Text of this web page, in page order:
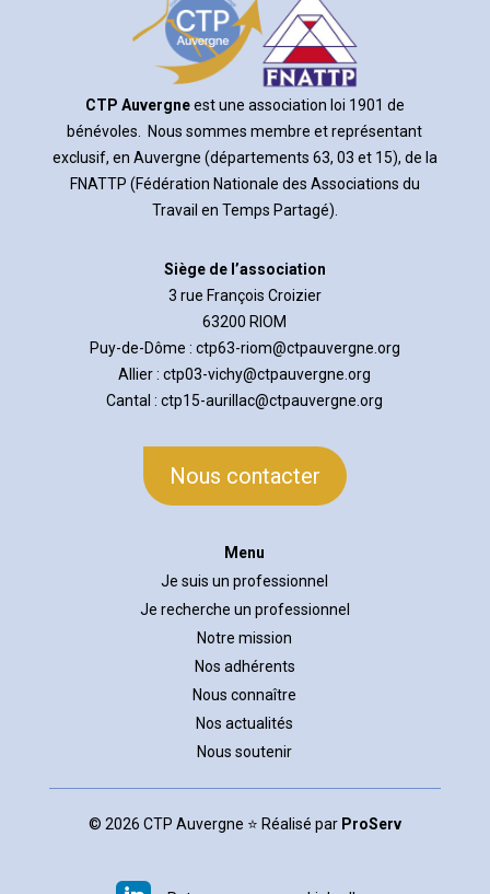
CTP Auvergneest une association loi 1901 de
bénévoles. Nous sommes membre et représentant
exclusif, en Auvergne (départements 63, 03 et 15), de la
FNATTP (Fédération Nationale des Associations du
Travail en Temps Partagé)
Siège de l’association
3 rue François Croizier
63200 RIOM
Puy-de-Dôme : ctp63-riom@ctpauvergne.org
Allier :ctp03-vichy@ctpauvergne.org
Cantal :ctp15-aurillac@ctpauvergne.org
Nous contacter
Menu
Je suis un professionnel
Je recherche un professionnel
Notre mission
Nos adhérents
Nous connaître
Nos actualités
Nous soutenir
© 2026 CTP Auvergne ⭐ Réalisé par ProServ